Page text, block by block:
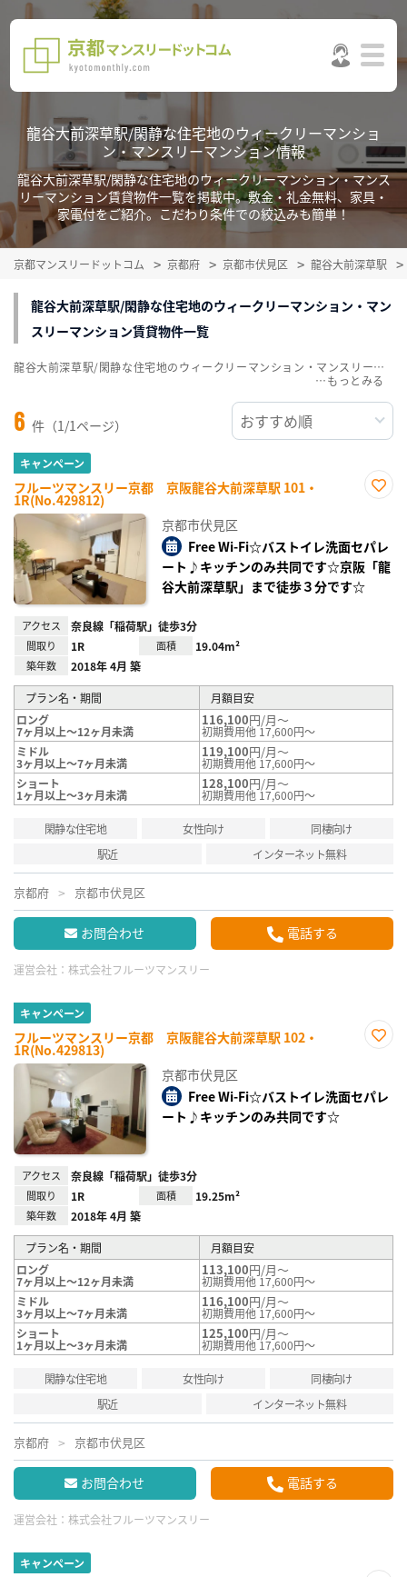
龍谷大前深草駅/閑静な住宅地のウィークリーマンショ
ン・マンスリーマンション情報
龍谷大前深草駅/閑静な住宅地のウィークリーマンション・マンス
リーマンション賃貸物件一覧を掲載中。敷金・礼金無料、家具・
家電付をご紹介。こだわり条件での絞込みも簡単！
京都マンスリードットコム 京都府 京都市伏見区 龍谷大前深草駅
龍谷大前深草駅/閑静な住宅地のウィークリーマンション・マン
スリーマンション賃貸物件一覧
6 件（1/1ページ）
キャンペーン
フルーツマンスリー京都 京阪龍谷大前深草駅 101・
1R(No.429812)
録
京都市伏見区
Free Wi-Fi☆バストイレ洗面セパレ
ート♪キッチンのみ共同です☆京阪「龍
谷大前深草駅」まで徒歩３分です☆
アクセス 奈良線「稲荷駅」徒歩3分
間取り 1R 面積 19.04m²
築年数 2018年 4月 築
プラン名・期間
月額目安
ロング
7ヶ月以上～12ヶ月未満
116,100円/月～
初期費用他 17,600円～
ミドル
3ヶ月以上～7ヶ月未満
119,100円/月～
初期費用他 17,600円～
ショート
1ヶ月以上～3ヶ月未満
128,100円/月～
初期費用他 17,600円～
閑静な住宅地 女性向け
同棲向け
駅近
インターネット無料
京都府 京都市伏見区
お問合わせ 電話する
運営会社： 株式会社フルーツマンスリー
キャンペーン
フルーツマンスリー京都 京阪龍谷大前深草駅 102・
1R(No.429813)
録
京都市伏見区
Free Wi-Fi☆バストイレ洗面セパレ
ート♪キッチンのみ共同です☆
アクセス 奈良線「稲荷駅」徒歩3分
間取り 1R 面積 19.25m²
築年数 2018年 4月 築
プラン名・期間
月額目安
ロング
7ヶ月以上～12ヶ月未満
113,100円/月～
初期費用他 17,600円～
ミドル
3ヶ月以上～7ヶ月未満
116,100円/月～
初期費用他 17,600円～
ショート
1ヶ月以上～3ヶ月未満
125,100円/月～
初期費用他 17,600円～
閑静な住宅地 女性向け
同棲向け
駅近
インターネット無料
京都府 京都市伏見区
お問合わせ 電話する
運営会社： 株式会社フルーツマンスリー
キャンペーン
龍谷大前深草駅/閑静な住宅地のウィークリーマンション・マンスリーマンション賃貸物件一覧を掲載中。敷金・礼金無料、家具・家電付をご紹介。こだわり条件での絞込みも簡単！
…